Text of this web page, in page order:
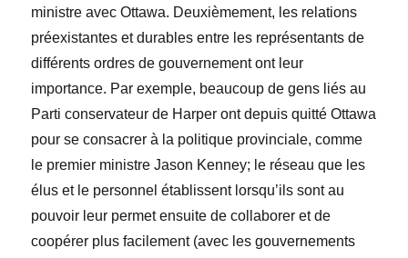
ministre avec Ottawa. Deuxièmement, les relations
préexistantes et durables entre les représentants de
différents ordres de gouvernement ont leur
importance. Par exemple, beaucoup de gens liés au
Parti conservateur de Harper ont depuis quitté Ottawa
pour se consacrer à la politique provinciale, comme
le premier ministre Jason Kenney; le réseau que les
élus et le personnel établissent lorsqu’ils sont au
pouvoir leur permet ensuite de collaborer et de
coopérer plus facilement (avec les gouvernements